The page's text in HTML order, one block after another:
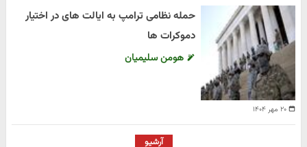
۲۰ مهر ۱۴۰۴
حمله نظامی ترامپ به ایالت های در اختیار
دموکرات ها
هومن سلیمیان
آرشیو